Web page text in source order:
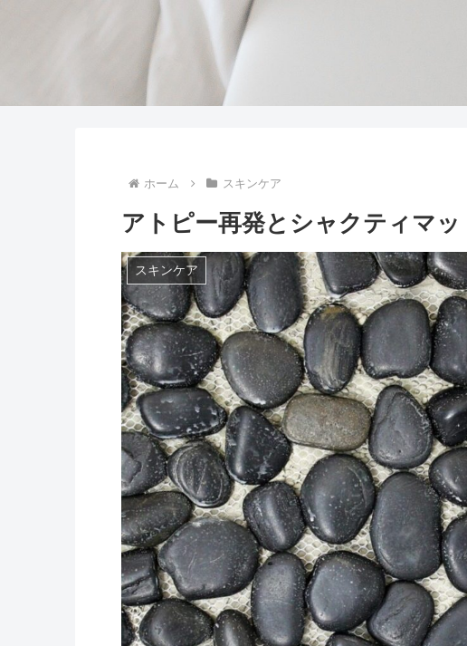
ホーム スキンケア
アトピー再発とシャクティマッ
スキンケア